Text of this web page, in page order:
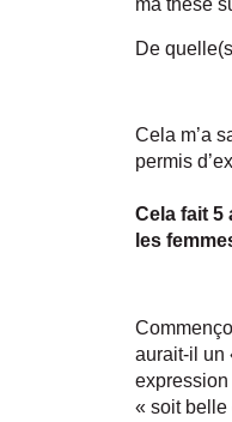
ma thèse
De
Cela m’a
permis
Cela fait 5
les
aurait-il un
expression
« soit belle